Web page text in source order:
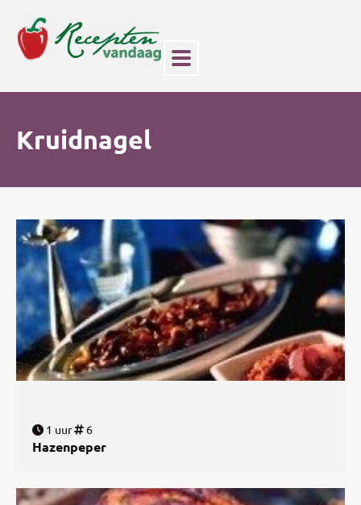
Kruidnagel
1 uur 6
Hazenpeper